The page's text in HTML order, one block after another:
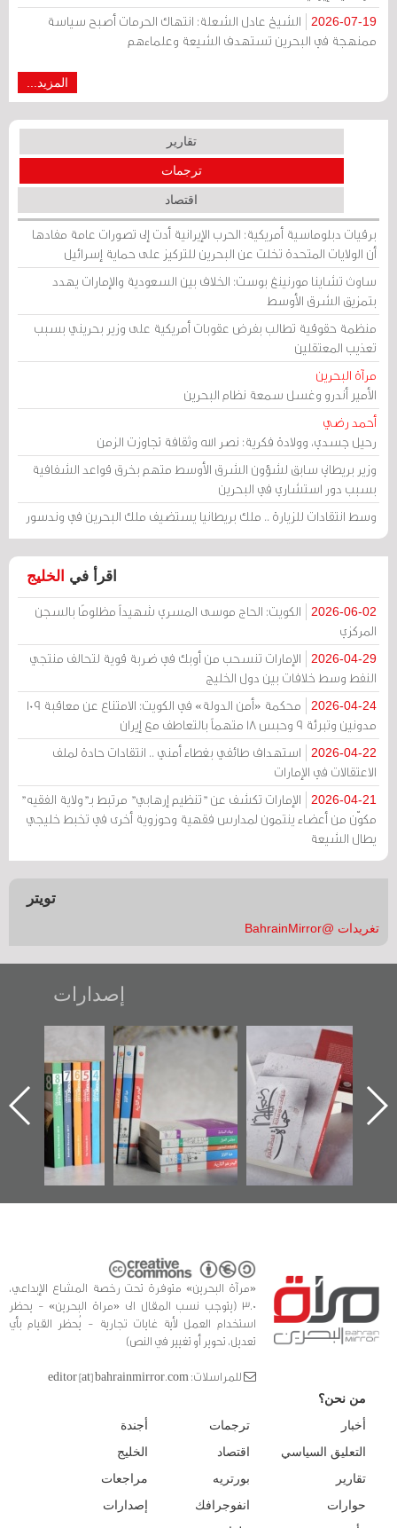
2026-07-19
الشيخ عادل الشعلة: انتهاك الحرمات أصبح سياسة
ممنهجة في البحرين تستهدف الشيعة وعلماءهم
المزيد...
تقارير
ترجمات
اقتصاد
برقيات دبلوماسية أمريكية: الحرب الإيرانية أدت إلى تصورات عامة مفادها
أن الولايات المتحدة تخلت عن البحرين للتركيز على حماية إسرائيل
ساوث تشاينا مورنينغ بوست: الخلاف بين السعودية والإمارات يهدد
بتمزيق الشرق الأوسط
منظمة حقوقية تطالب بفرض عقوبات أمريكية على وزير بحريني بسبب
تعذيب المعتقلين
مرآة البحرين
الأمير أندرو وغسل سمعة نظام البحرين
أحمد رضي
رحيل جسدي، وولادة فكرية: نصر الله وثقافة تجاوزت الزمن
وزير بريطاني سابق لشؤون الشرق الأوسط متهم بخرق قواعد الشفافية
بسبب دور استشاري في البحرين
وسط انتقادات للزيارة .. ملك بريطانيا يستضيف ملك البحرين في وندسور
اقرأ في الخليج
2026-06-02
الكويت: الحاج موسى المسري شهيداً مظلومًا بالسجن
المركزي
2026-04-29
الإمارات تنسحب من أوبك في ضربة قوية لتحالف منتجي
النفط وسط خلافات بين دول الخليج
2026-04-24
محكمة «أمن الدولة» في الكويت: الامتناع عن معاقبة 109
مدونين وتبرئة 9 وحبس 18 متهماً بالتعاطف مع إيران
2026-04-22
استهداف طائفي بغطاء أمني .. انتقادات حادة لملف
الاعتقالات في الإمارات
2026-04-21
الإمارات تكشف عن "تنظيم إرهابي" مرتبط بـ"ولاية الفقيه"
مكوّن من أعضاء ينتمون لمدارس فقهية وحوزوية أخرى في تخبط خليجي
يطال الشيعة
تويتر
تغريدات @BahrainMirror
إصدارات
"حماة الباب الأخير":
الإصدار الأول عن
اعتصام الدراز
وأحداث ساحة
الفداء لمركز أوال
للدراسات والتوثيق
تصنيف موضوعي
للوثائق البريطانية
يقدمه «مركز أوال»
في سلسلة من 5
كتب
تصدر حصاد
الساحات 2019
«مرآة البحرين» متوفرة تحت رخصة المشاع الإبداعي،
3.0 (يتوجب نسب المقال الى «مراة البحرين» - يحظر
استخدام العمل لأية غايات تجارية - يُحظر القيام بأي
تعديل، تحوير أو تغيير في النص)
للمراسلات: editor [at] bahrainmirror.com
من نحن؟
أخبار
التعليق السياسي
تقارير
حوارات
ترجمات
اقتصاد
بورتريه
انفوجرافك
أجندة
الخليج
مراجعات
إصدارات